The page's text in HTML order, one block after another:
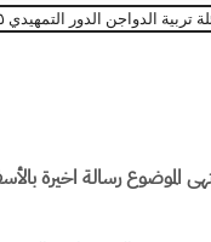
الدواجن الدور التمهيدي ٢٠٢٥
رسالة اخيرة بالأسفل 👇